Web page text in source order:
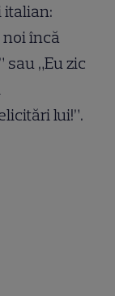
italian:
noi încă
„Eu zic
lui!”.